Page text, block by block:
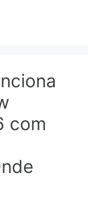
com